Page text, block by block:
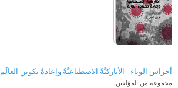
أجراس الوباء - الأناركيَّةُ الاصطناعيَّةُ وإعادةُ تكوينِ العالَم
مجموعة من المؤلفين